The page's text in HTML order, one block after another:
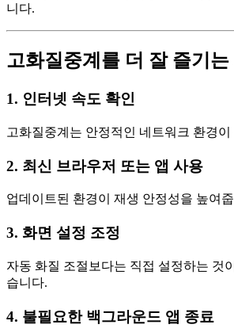
니다.
고화질중계를 더 잘 즐기는
1. 인터넷 속도 확인
고화질중계는 안정적인 네트워크 환경이
2. 최신 브라우저 또는 앱 사용
업데이트된 환경이 재생 안정성을 높여
3. 화면 설정 조정
자동 화질 조절보다는 직접 설정하는 것
습니다.
4. 불필요한 백그라운드 앱 종료